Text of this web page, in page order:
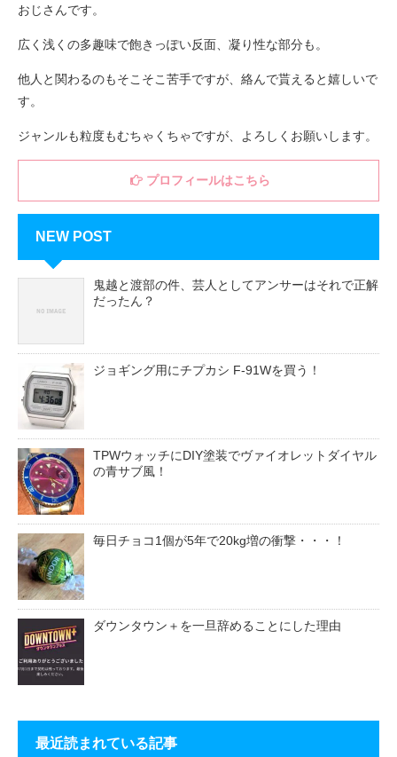
おじさんです。
広く浅くの多趣味で飽きっぽい反面、凝り性な部分も。
他人と関わるのもそこそこ苦手ですが、絡んで貰えると嬉しいで
す。
ジャンルも粒度もむちゃくちゃですが、よろしくお願いします。
プロフィールはこちら
NEW POST
鬼越と渡部の件、芸人としてアンサーはそれで正解
だったん？
ジョギング用にチプカシ F-91Wを買う！
TPWウォッチにDIY塗装でヴァイオレットダイヤル
の青サブ風！
毎日チョコ1個が5年で20kg増の衝撃・・・！
ダウンタウン＋を一旦辞めることにした理由
最近読まれている記事